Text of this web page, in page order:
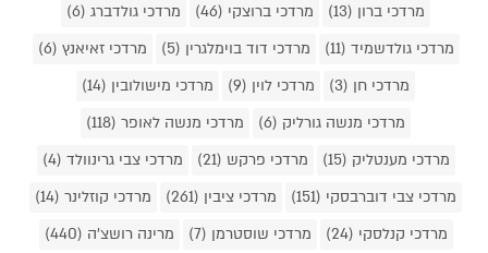
מרדכי ברון (13)
מרדכי ברוצקי (46)
מרדכי גולדברג (6)
מרדכי גולדשמיד (11)
מרדכי דוד בוימלגרין (5)
מרדכי זאיאנץ (6)
מרדכי חן (3)
מרדכי לוין (9)
מרדכי מישולובין (14)
מרדכי מנשה גורליק (6)
מרדכי מנשה לאופר (118)
מרדכי מענטליק (15)
מרדכי פרקש (21)
מרדכי צבי גרינוולד (4)
מרדכי צבי דוברבסקי (151)
מרדכי ציבין (261)
מרדכי קוזלינר (14)
מרדכי קנלסקי (24)
מרדכי שוסטרמן (7)
מרינה רושצ'ה (440)